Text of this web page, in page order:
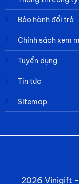
Bảo hành đổi trả
Chính sách xem
Tuyển dụng
Tin tức
Sitemap
2026 Vinigift